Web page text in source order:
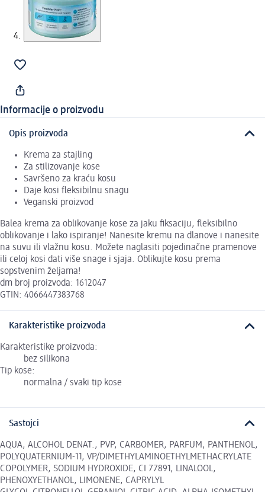
Informacije o proizvodu
Opis proizvoda
Krema za stajling
Za stilizovanje kose
Savršeno za kraću kosu
Daje kosi fleksibilnu snagu
Veganski proizvod
Balea krema za oblikovanje kose za jaku fiksaciju, fleksibilno
oblikovanje i lako ispiranje! Nanesite kremu na dlanove i nanesite
na suvu ili vlažnu kosu. Možete naglasiti pojedinačne pramenove
ili celoj kosi dati više snage i sjaja. Oblikujte kosu prema
sopstvenim željama!
dm broj proizvoda: 1612047
GTIN: 4066447383768
Karakteristike proizvoda
Karakteristike proizvoda:
bez silikona
Tip kose:
normalna / svaki tip kose
Sastojci
AQUA, ALCOHOL DENAT., PVP, CARBOMER, PARFUM, PANTHENOL,
POLYQUATERNIUM-11, VP/DIMETHYLAMINOETHYLMETHACRYLATE
COPOLYMER, SODIUM HYDROXIDE, CI 77891, LINALOOL,
PHENOXYETHANOL, LIMONENE, CAPRYLYL